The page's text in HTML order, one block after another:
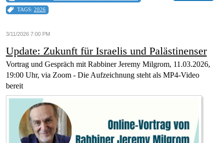
TAGS: 2026
3/11/2026 7:00 PM
Update: Zukunft für Israelis und Palästinenser
Vortrag und Gespräch mit Rabbiner Jeremy Milgrom, 11.03.2026,
19:00 Uhr, via Zoom - Die Aufzeichnung steht als MP4-Video
bereit